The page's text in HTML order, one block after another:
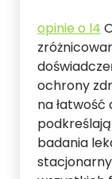
opinie o l4
ochrony
na łatwość
badania